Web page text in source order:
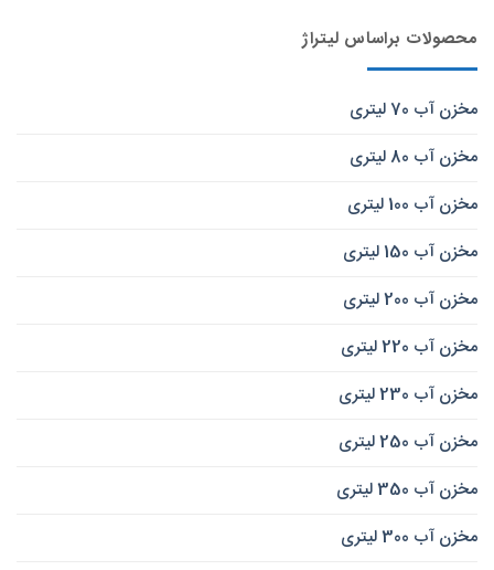
محصولات براساس لیتراژ
مخزن آب 70 لیتری
مخزن آب 80 لیتری
مخزن آب 100 لیتری
مخزن آب 150 لیتری
مخزن آب 200 لیتری
مخزن آب 220 لیتری
مخزن آب 230 لیتری
مخزن آب 250 لیتری
مخزن آب 350 لیتری
مخزن آب 300 لیتری